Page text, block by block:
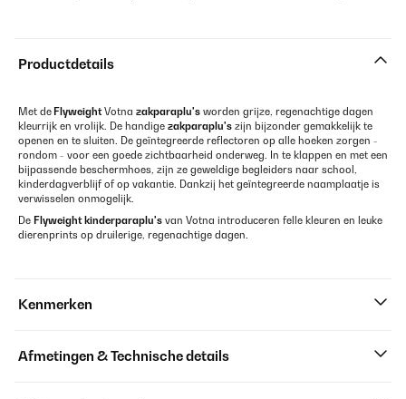
Productdetails
Met de FlyweightVotna zakparaplu's worden grijze, regenachtige dagen
kleurrijk en vrolijk. De handige zakparaplu's zijn bijzonder gemakkelijk te
openen en te sluiten. De geïntegreerde reflectoren op alle hoeken zorgen -
rondom - voor een goede zichtbaarheid onderweg. In te klappen en met een
bijpassende beschermhoes, zijn ze geweldige begleiders naar school,
kinderdagverblijf of op vakantie. Dankzij het geïntegreerde naamplaatje is
verwisselen onmogelijk.
De Flyweight kinderparaplu's van Votna introduceren felle kleuren en leuke
dierenprints op druilerige, regenachtige dagen.
Kenmerken
Afmetingen & Technische details